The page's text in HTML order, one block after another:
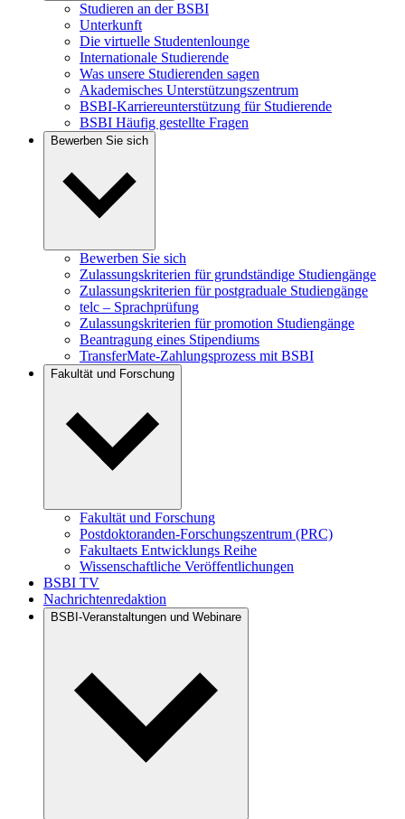
Studieren an der BSBI
Unterkunft
Die virtuelle Studentenlounge
Internationale Studierende
Was unsere Studierenden sagen
Akademisches Unterstützungszentrum
BSBI-Karriereunterstützung für Studierende
BSBI Häufig gestellte Fragen
Bewerben Sie sich
Bewerben Sie sich
Zulassungskriterien für grundständige Studiengänge
Zulassungskriterien für postgraduale Studiengänge
telc – Sprachprüfung
Zulassungskriterien für promotion Studiengänge
Beantragung eines Stipendiums
TransferMate-Zahlungsprozess mit BSBI
Fakultät und Forschung
Fakultät und Forschung
Postdoktoranden-Forschungszentrum (PRC)
Fakultaets Entwicklungs Reihe
Wissenschaftliche Veröffentlichungen
BSBI TV
Nachrichtenredaktion
BSBI-Veranstaltungen und Webinare